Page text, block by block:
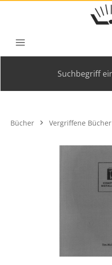
Zum Hauptinhalt springen
Bücher Vergriffene Bücher